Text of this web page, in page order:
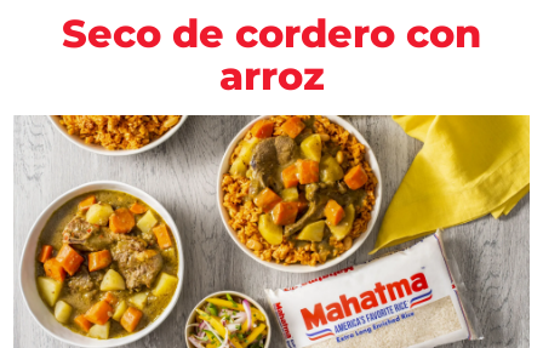
Seco de cordero con
arroz